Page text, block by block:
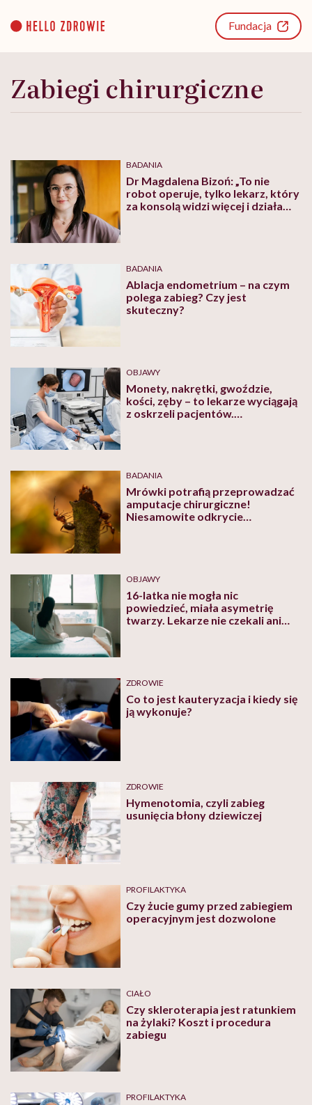
content
Fundacja
Zabiegi chirurgiczne
BADANIA
Dr Magdalena Bizoń: „To nie
robot operuje, tylko lekarz, który
za konsolą widzi więcej i działa
BADANIA
Ablacja endometrium – na czym
polega zabieg? Czy jest
skuteczny?
OBJAWY
Monety, nakrętki, gwoździe,
kości, zęby – to lekarze wyciągają
z oskrzeli pacjentów.
BADANIA
Mrówki potrafią przeprowadzać
amputacje chirurgiczne!
Niesamowite odkrycie
OBJAWY
16-latka nie mogła nic
powiedzieć, miała asymetrię
twarzy. Lekarze nie czekali ani
ZDROWIE
Co to jest kauteryzacja i kiedy się
ją wykonuje?
ZDROWIE
Hymenotomia, czyli zabieg
usunięcia błony dziewiczej
PROFILAKTYKA
Czy żucie gumy przed zabiegiem
operacyjnym jest dozwolone
CIAŁO
Czy skleroterapia jest ratunkiem
na żylaki? Koszt i procedura
zabiegu
PROFILAKTYKA